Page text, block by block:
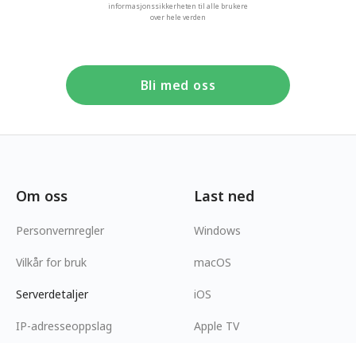
informasjonssikkerheten til alle brukere
over hele verden
Bli med oss
Om oss
Personvernregler
Vilkår for bruk
Serverdetaljer
IP-adresseoppslag
Last ned
Windows
macOS
iOS
Apple TV